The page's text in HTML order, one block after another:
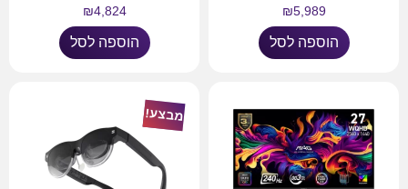
₪5,989
הוספה לסל
₪4,824
הוספה לסל
מבצע!